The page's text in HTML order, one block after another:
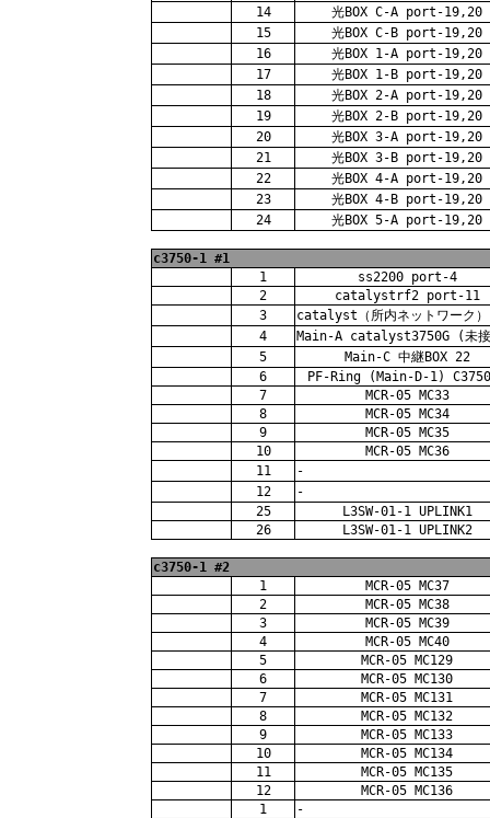
14
光BOX C-A port-19,20
15
光BOX C-B port-19,20
16
光BOX 1-A port-19,20
17
光BOX 1-B port-19,20
18
光BOX 2-A port-19,20
19
光BOX 2-B port-19,20
20
光BOX 3-A port-19,20
21
光BOX 3-B port-19,20
22
光BOX 4-A port-19,20
23
光BOX 4-B port-19,20
24
光BOX 5-A port-19,20
c3750-1 #1
1
ss2200 port-4
2
catalystrf2 port-11
3
catalyst（所内ネットワーク
4
Main-A catalyst3750G (未接
5
Main-C 中継BOX 22
6
PF-Ring (Main-D-1)
7
MCR-05 MC33
8
MCR-05 MC34
9
MCR-05 MC35
10
MCR-05 MC36
11
-
12
-
25
L3SW-01-1 UPLINK1
26
L3SW-01-1 UPLINK2
c3750-1 #2
1
MCR-05 MC37
2
MCR-05 MC38
3
MCR-05 MC39
4
MCR-05 MC40
5
MCR-05 MC129
6
MCR-05 MC130
7
MCR-05 MC131
8
MCR-05 MC132
9
MCR-05 MC133
10
MCR-05 MC134
11
MCR-05 MC135
12
MCR-05 MC136
1
-